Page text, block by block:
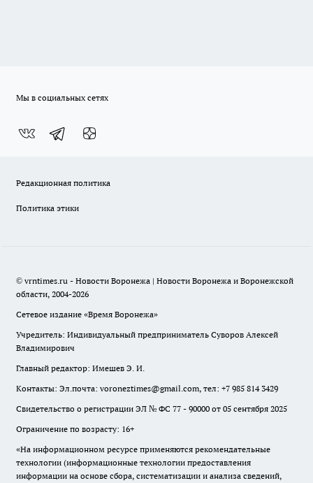
Мы в социальных сетях
Редакционная политика
Политика этики
© vrntimes.ru - Новости Воронежа | Новости Воронежа и Воронежской
области, 2004-2026
Сетевое издание «Время Воронежа»
Учредитель: Индивидуальный предприниматель Суворов Алексей
Владимирович
Главный редактор: Имешев Э. И.
Контакты: Эл.почта: voroneztimes@gmail.com, тел: +7 985 814 3429
Свидетельство о регистрации ЭЛ № ФС 77 - 90000 от 05 сентября 2025
Ограничение по возрасту: 16+
«На информационном ресурсе применяются рекомендательные
технологии (информационные технологии предоставления
информации на основе сбора, систематизации и анализа сведений,